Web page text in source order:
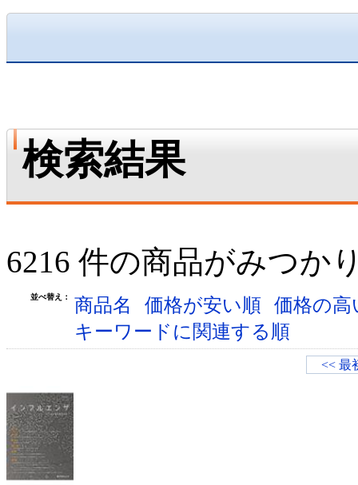
検索結果
6216 件の商品がみつか
並べ替え： 商品名 価格が安い順 価格の
キーワードに関連する順
<< 最